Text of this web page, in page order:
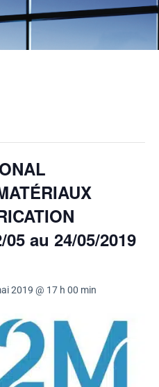
au 24/05/2019
2019 @ 17 h 00 min